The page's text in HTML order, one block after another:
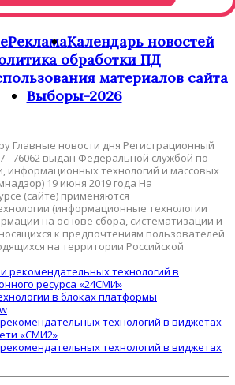
РекламаКалендарь новостей
обработки ПД
материалов сайта
Выборы-2026
Главные новости дня Регистрационный
76062 выдан Федеральной службой по
информационных технологий и массовых
19 июня 2019 года На
(сайте) применяются
(информационные технологии
на основе сбора, систематизации и
к предпочтениям пользователей
на территории Российской
рекомендательных технологий в
ресурса «24СМИ»
в блоках платформы
технологий в виджетах
«СМИ2»
технологий в виджетах